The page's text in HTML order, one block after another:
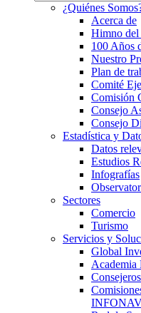
¿Quiénes
Acerca de
Himno
100 Años
Nuestro
Plan de
Comité
Comisión
Consejo
Consejo
Estadística y
Datos
Estudios
Infografías
Sectores
Comercio
Turismo
Servicios y
Global
Academia